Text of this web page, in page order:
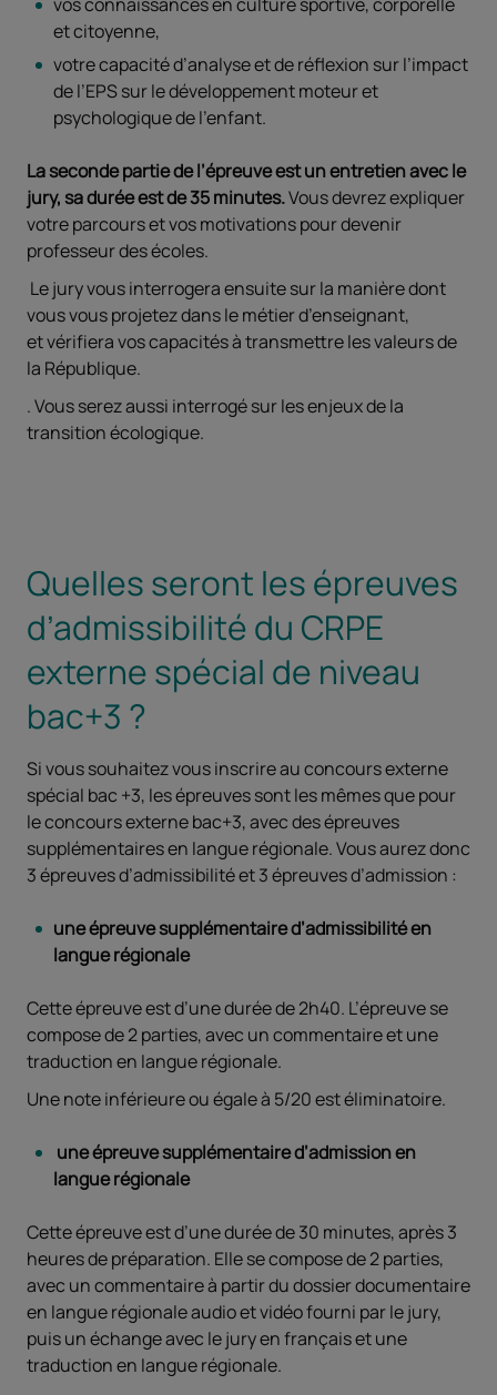
vos connaissances en culture sportive, corporelle
et citoyenne,
votre capacité d’analyse et de réflexion sur l’impact
de l’EPS sur le développement moteur et
psychologique de l’enfant.
La seconde partie de l’épreuve est un entretien avec le
jury, sa durée est de 35 minutes.Vous devrez expliquer
votre parcours et vos motivations pour devenir
professeur des écoles.
Le jury vous interrogera ensuite sur la manière dont
vous vous projetez dans le métier d’enseignant,
et vérifiera vos capacités à transmettre les valeurs de
la République.
. Vous serez aussi interrogé sur les enjeux de la
transition écologique.
Quelles seront les épreuves
d’admissibilité du CRPE
externe spécial de niveau
bac+3 ?
Si vous souhaitez vous inscrire au concours externe
spécial bac +3, les épreuves sont les mêmes que pour
le concours externe bac+3, avec des épreuves
supplémentaires en langue régionale. Vous aurez donc
3 épreuves d’admissibilité et 3 épreuves d’admission :
une épreuve supplémentaire d’admissibilité en
langue régionale
Cette épreuve est d’une durée de 2h40. L’épreuve se
compose de 2 parties, avec un commentaire et une
traduction en langue régionale.
Une note inférieure ou égale à 5/20 est éliminatoire.
une épreuve supplémentaire d’admission en
langue régionale
Cette épreuve est d’une durée de 30 minutes, après 3
heures de préparation. Elle se compose de 2 parties,
avec un commentaire à partir du dossier documentaire
en langue régionale audio et vidéo fourni par le jury,
puis un échange avec le jury en français et une
traduction en langue régionale.